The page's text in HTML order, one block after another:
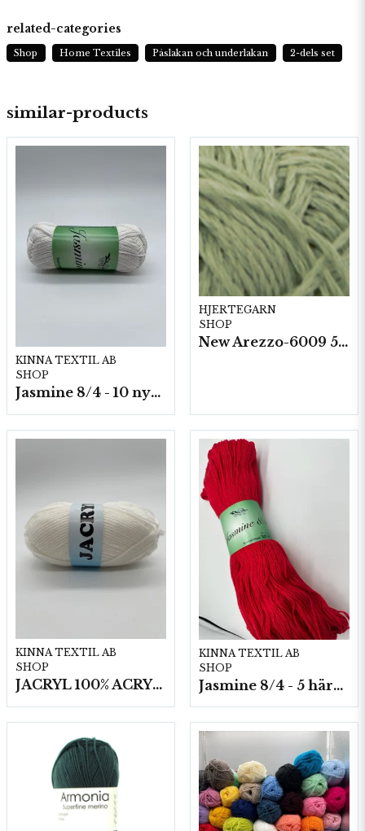
similar-products
KINNA TEXTIL AB
SHOP
Jasmine 8/4 - 10 nystan a50g./fp.
HJERTEGARN
SHOP
New Arezzo-6009 50g./nyst. 10 st/fp.
KINNA TEXTIL AB
SHOP
JACRYL 100% ACRYL 50 G
KINNA TEXTIL AB
SHOP
Jasmine 8/4 - 5 härvor a200g./fp.
related-categories
Shop Home Textiles Påslakan och underlakan 2-dels set